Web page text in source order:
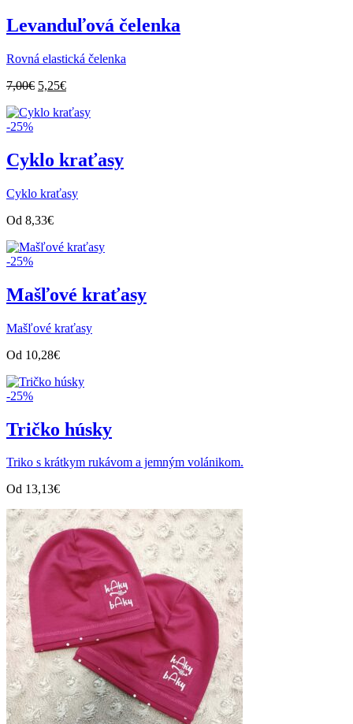
Levanduľová čelenka
Rovná elastická čelenka
7,00€ Pôvodná
bola:
5,25€Aktuálna
je:
-25%
Cyklo kraťasy
Cyklo kraťasy
Od 8,33€
-25%
Mašľové kraťasy
Mašľové kraťasy
Od 10,28€
-25%
Tričko húsky
Triko s krátkym rukávom a jemným volánikom.
Od 13,13€